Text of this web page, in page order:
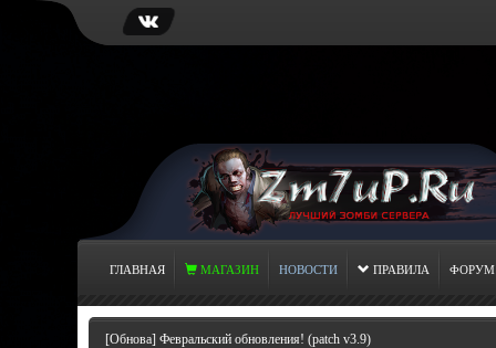
ГЛАВНАЯ МАГАЗИН НОВОСТИ ПРАВИЛА ФОРУМ
[Обнова] Февральский обновления! (patch v3.9)